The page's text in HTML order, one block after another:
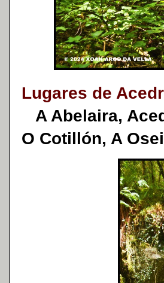
Lugares de
A Abelaira,
O Cotillón, A